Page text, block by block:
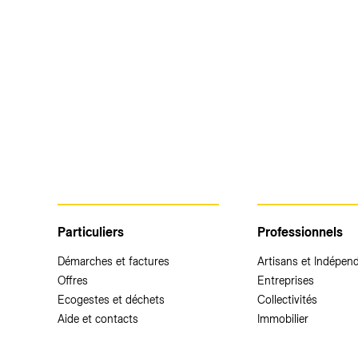
Particuliers
Démarches et factures
Offres
Ecogestes et déchets
Aide et contacts
Professionnels
Artisans et
Entreprises
Collectivités
Immobilier